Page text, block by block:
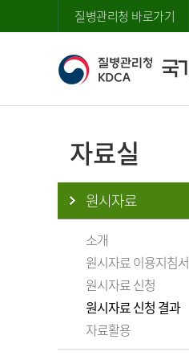
질병관리청 바로가기
자료실
원시자료
소개
원시자료 이용지침서
원시자료 신청
원시자료 신청 결과
자료활용